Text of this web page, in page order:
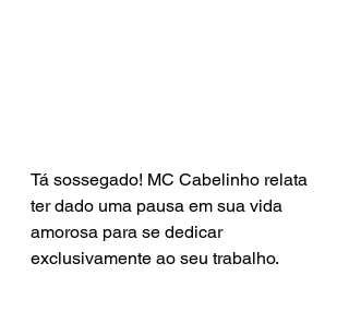
Tá sossegado! MC Cabelinho relata
ter dado uma pausa em sua vida
amorosa para se dedicar
exclusivamente ao seu trabalho.